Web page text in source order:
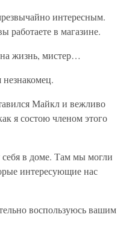
интересным.
работаете в магазине.
жизнь, мистер…
Майкл и вежливо
я состою членом этого
в доме. Там мы могли
интересующие нас
воспользуюсь вашим